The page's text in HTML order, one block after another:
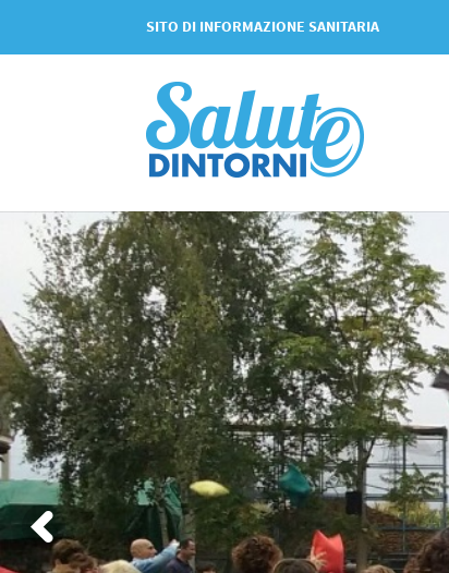
SITO DI INFORMAZIONE SANITARIA